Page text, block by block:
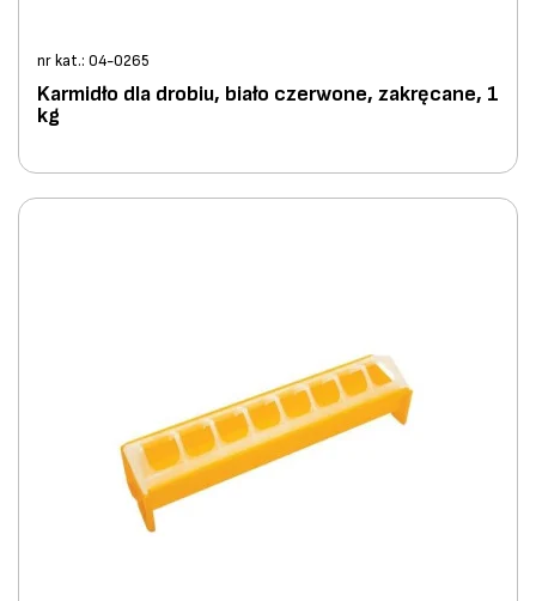
nr kat.: 04-0265
Karmidło dla drobiu, biało czerwone, zakręcane, 1
kg